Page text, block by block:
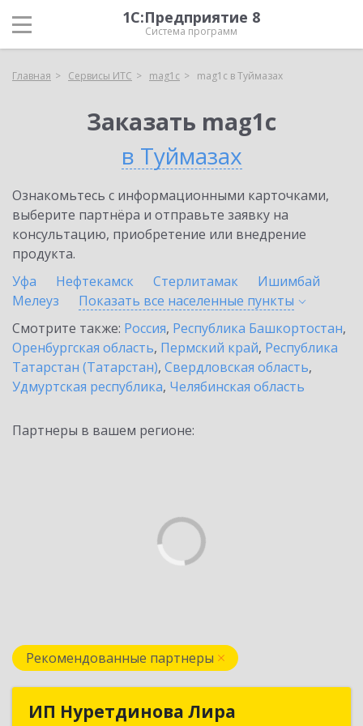
1С:Предприятие 8
Система программ
Главная Сервисы ИТС mag1c mag1c в Туймазах
Заказать mag1c
в Туймазах
Ознакомьтесь с информационными карточками,
выберите партнёра и отправьте заявку на
консультацию, приобретение или внедрение
продукта.
Уфа
Нефтекамск Стерлитамак
Ишимбай
Мелеуз
Показать все населенные пункты
Смотрите также: Россия, Республика Башкортостан,
Оренбургская область, Пермский край, Республика
Татарстан (Татарстан), Свердловская область,
Удмуртская республика, Челябинская область
Партнеры в вашем регионе:
Рекомендованные партнеры
ИП Нуретдинова Лира
ИП Нуретдинова Лира